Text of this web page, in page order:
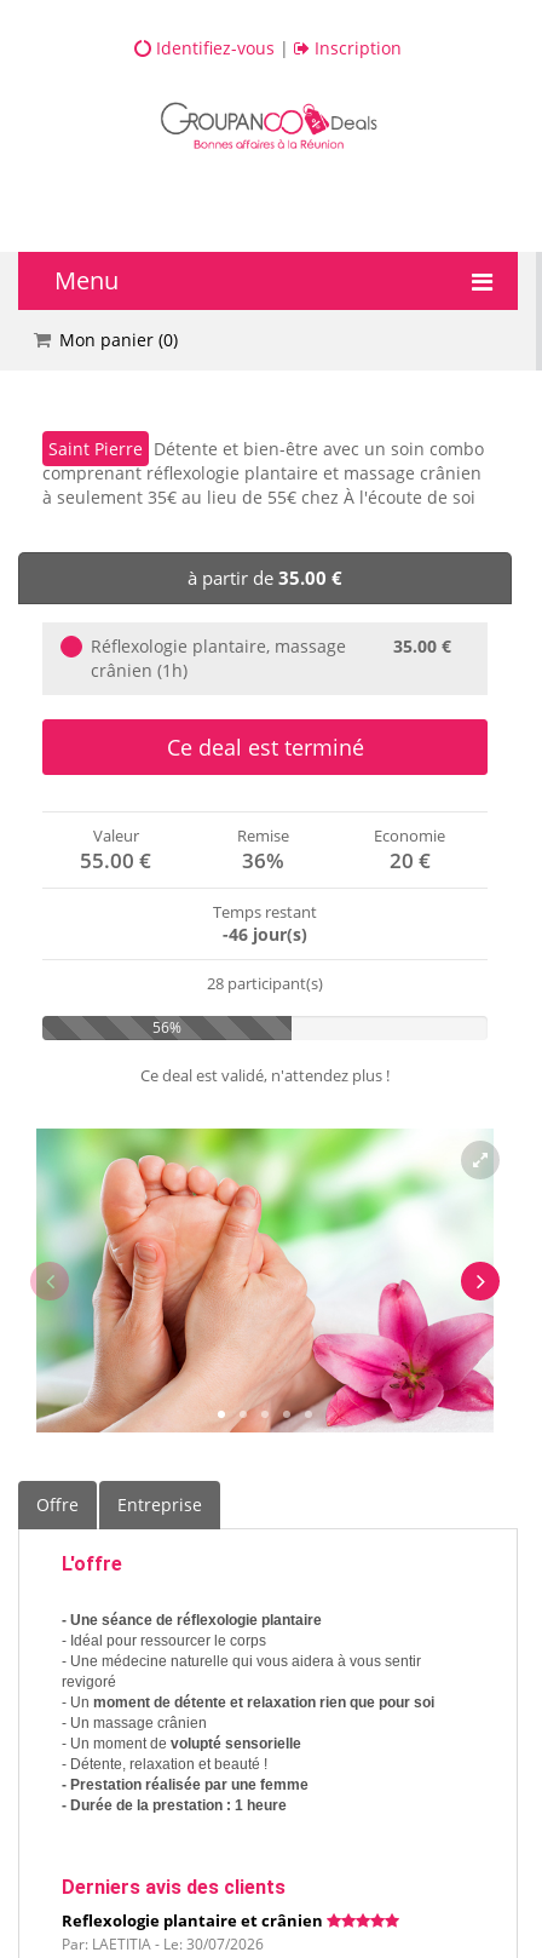
Identifiez-vous | Inscription
Menu
🔥 DEALS
💅 Beauté
🎈 Événements
Mon panier (0)
Saint Pierre Détente et bien-être avec un soin combo
comprenant réflexologie plantaire et massage crânien
à seulement 35€ au lieu de 55€ chez À l'écoute de soi
à partir de 35.00 €
Réflexologie plantaire, massage
crânien (1h)
35.00 €
Ce deal est terminé
Valeur
55.00 €
Remise
36%
Economie
20 €
Temps restant
-46 jour(s)
28 participant(s)
56%
Ce deal est validé, n'attendez plus !
Offre Entreprise
L'offre
- Une séance de réflexologie plantaire
- Idéal pour ressourcer le corps
- Une médecine naturelle qui vous aidera à vous sentir
revigoré
- Un moment de détente et relaxation rien que pour soi
- Un massage crânien
- Un moment de volupté sensorielle
- Détente, relaxation et beauté !
- Prestation réalisée par une femme
- Durée de la prestation : 1 heure
Derniers avis des clients
Reflexologie plantaire et crânien
Par: LAETITIA - Le: 30/07/2026